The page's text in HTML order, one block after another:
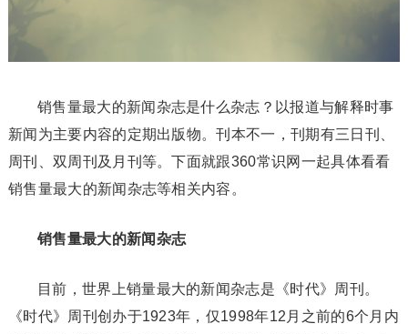
销售量最大的新闻杂志是什么杂志？以报道与解释时事
新闻为主要内容的定期出版物。刊本不一，刊期有三日刊、
周刊、双周刊及月刊等。下面就跟360常识网一起具体看看
销售量最大的新闻杂志等相关内容。
销售量最大的新闻杂志
目前，世界上销量最大的新闻杂志是《时代》周刊。
《时代》周刊创办于1923年，仅1998年12月之前的6个月内